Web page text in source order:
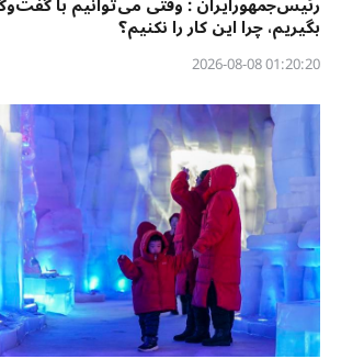
بگیریم، چرا این کار را نکنیم؟
01:20:20 2026-08-08